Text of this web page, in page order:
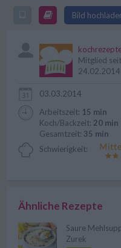
Bild
Mitglied
24.02.2014
03.03.2014
Arbeitszeit: 15 min
Koch/Backzeit: 20 min
Gesamtzeit: 35 min
Schwierigkeit:
Ähnliche Rezepte
Saure
Zurek